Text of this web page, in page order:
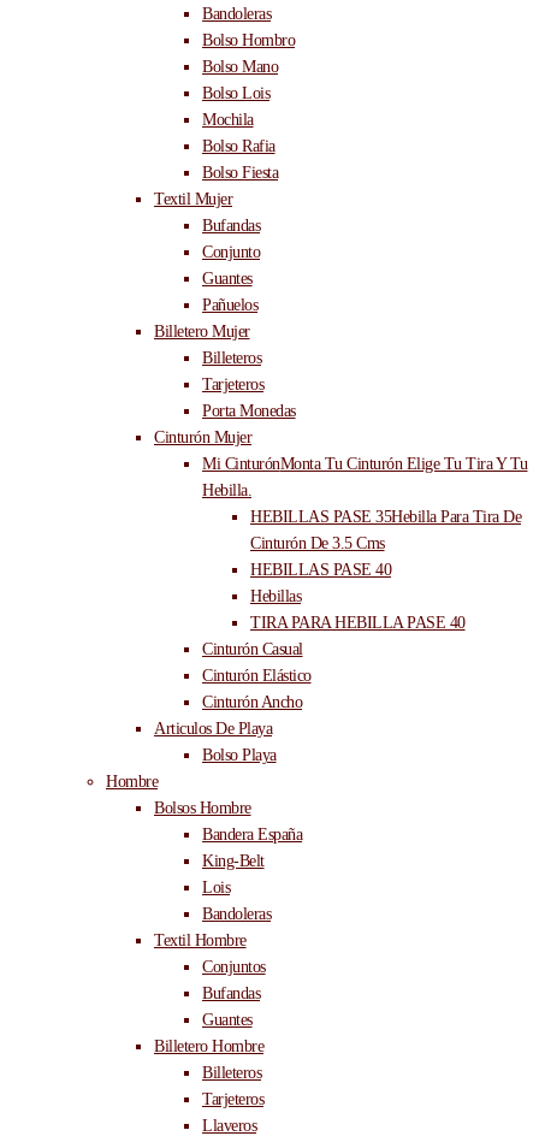
Bandoleras
Bolso Hombro
Bolso Mano
Bolso Lois
Mochila
Bolso Rafia
Bolso Fiesta
Textil Mujer
Bufandas
Conjunto
Guantes
Pañuelos
Billetero Mujer
Billeteros
Tarjeteros
Porta Monedas
Cinturón Mujer
Mi CinturónMonta Tu Cinturón Elige Tu Tira Y Tu
Hebilla.
HEBILLAS PASE 35Hebilla Para Tira De
Cinturón De 3.5 Cms
HEBILLAS PASE 40
Hebillas
TIRA PARA HEBILLA PASE 40
Cinturón Casual
Cinturón Elástico
Cinturón Ancho
Articulos De Playa
Bolso Playa
Hombre
Bolsos Hombre
Bandera España
King-Belt
Lois
Bandoleras
Textil Hombre
Conjuntos
Bufandas
Guantes
Billetero Hombre
Billeteros
Tarjeteros
Llaveros